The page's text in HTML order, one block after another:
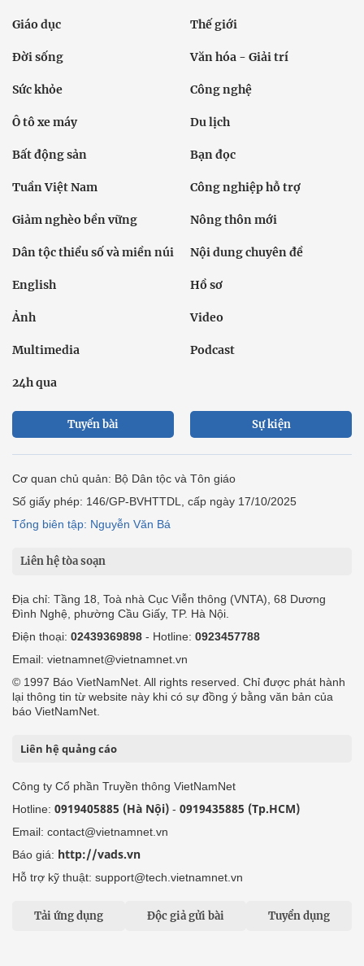
Giáo dục Thế giới
Đời sống Văn hóa - Giải trí
Sức khỏe Công nghệ
Ô tô xe máy Du lịch
Bất động sản Bạn đọc
Tuần Việt Nam Công nghiệp hỗ trợ
Giảm nghèo bền vững Nông thôn mới
Dân tộc thiểu số và miền núi Nội dung chuyên đề
English Hồ sơ
Ảnh Video
Multimedia Podcast
24h qua
Tuyến bài Sự kiện
Cơ quan chủ quản: Bộ Dân tộc và Tôn giáo
Số giấy phép: 146/GP-BVHTTDL, cấp ngày 17/10/2025
Tổng biên tập: Nguyễn Văn Bá
Liên hệ tòa soạn
Địa chỉ: Tầng 18, Toà nhà Cục Viễn thông (VNTA), 68 Dương
Đình Nghệ, phường Cầu Giấy, TP. Hà Nội.
Điện thoại: 02439369898 - Hotline: 0923457788
Email: vietnamnet@vietnamnet.vn
© 1997 Báo VietNamNet. All rights reserved. Chỉ được phát hành
lại thông tin từ website này khi có sự đồng ý bằng văn bản của
báo VietNamNet.
Liên hệ quảng cáo
Công ty Cổ phần Truyền thông VietNamNet
Hotline: 0919405885 (Hà Nội) - 0919435885 (Tp.HCM)
Email: contact@vietnamnet.vn
Báo giá: http://vads.vn
Hỗ trợ kỹ thuật: support@tech.vietnamnet.vn
Tải ứng dụng Độc giả gửi bài Tuyển dụng